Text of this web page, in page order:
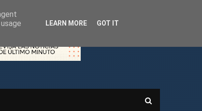
LEARN MORE GOT IT